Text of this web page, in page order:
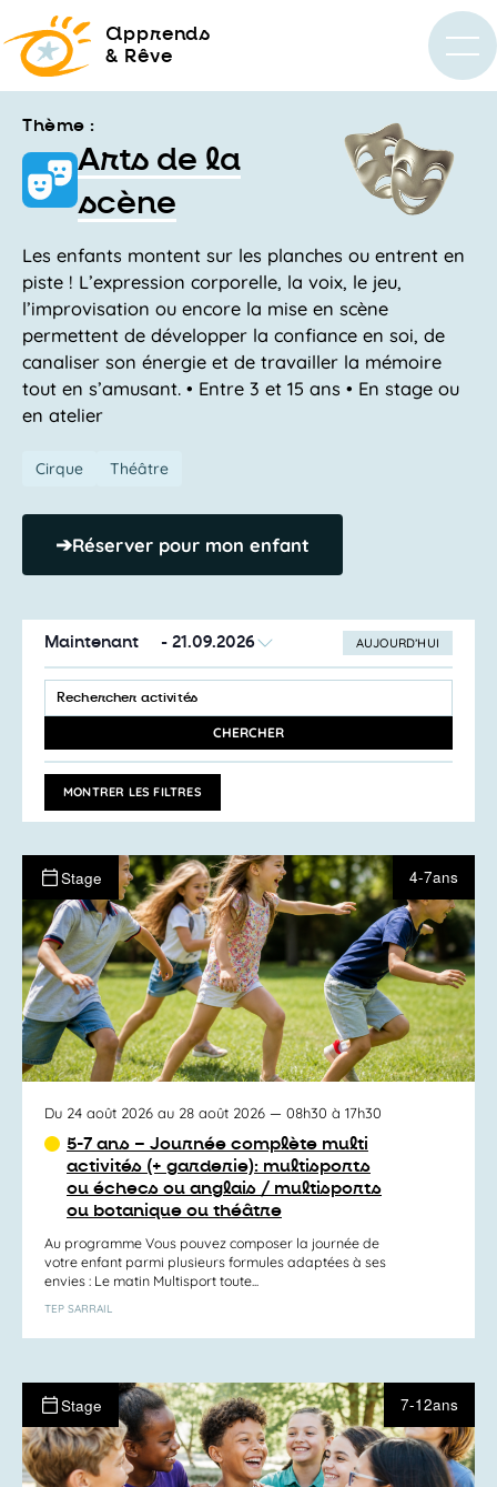
apprends
& Rêve
Thème :
Arts de la
scène
Les enfants montent sur les planches ou entrent en
piste ! L’expression corporelle, la voix, le jeu,
l’improvisation ou encore la mise en scène
permettent de développer la confiance en soi, de
canaliser son énergie et de travailler la mémoire
tout en s’amusant. • Entre 3 et 15 ans • En stage ou
en atelier
Cirque Théâtre
➔Réserver pour mon enfant
AUJOURD’HUI
Maintenant - 21.09.2026
LA
DATE
Recherche
et
de
vues
Activités
SAISIR
MOT-
ACTIVITÉS
MOT-
CLÉ.
CHERCHER
MONTRER LES FILTRES
Stage 4-7ans
Du 24 août 2026 au 28 août 2026 — 08h30 à 17h30
5-7 ans – Journée complète multi
activités (+ garderie): multisports
ou échecs ou anglais / multisports
ou botanique ou théâtre
Au programme Vous pouvez composer la journée de
votre enfant parmi plusieurs formules adaptées à ses
envies : Le matin Multisport toute...
TEP SARRAIL
Stage 7-12ans